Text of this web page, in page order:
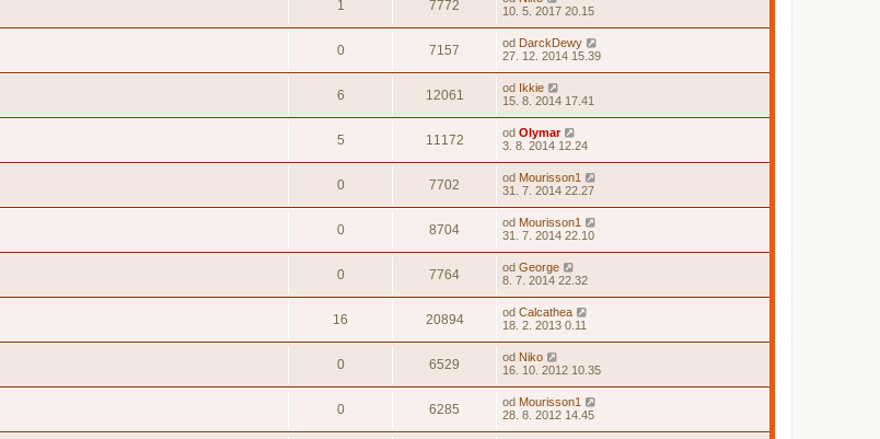
1 7772
10. 5. 2017 20.15
0 7157 od DarckDewy
27. 12. 2014 15.39
6 12061 od Ikkie
15. 8. 2014 17.41
5 11172 od Olymar
3. 8. 2014 12.24
0 7702 od Mourisson1
31. 7. 2014 22.27
0 8704 od Mourisson1
31. 7. 2014 22.10
0 7764 od George
8. 7. 2014 22.32
16 20894 od Calcathea
18. 2. 2013 0.11
0 6529 od Niko
16. 10. 2012 10.35
0 6285 od Mourisson1
28. 8. 2012 14.45